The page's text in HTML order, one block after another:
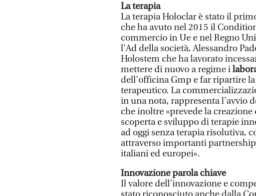
La terapia
La terapia Holoclar è stato il
che ha avuto nel 2015 il
commercio in Ue e nel Regno
l'Ad della società, Alessandro
Holostem che ha lavorato
mettere di nuovo a regime i
dell’officina Gmp e far ripartire
terapeutico. La
in una nota, rappresenta l’avvio
che inoltre «prevede la
scoperta e sviluppo di terapie
ad oggi senza terapia risolutiva,
attraverso importanti
italiani ed europei».
Innovazione parola chiave
Il valore dell'innovazione e